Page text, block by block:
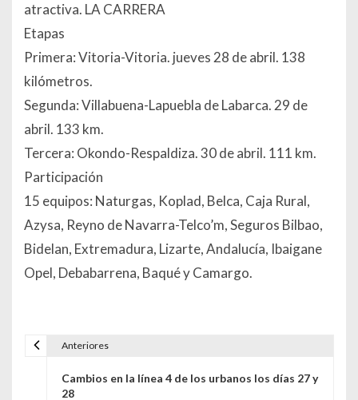
atractiva. LA CARRERA
Etapas
Primera: Vitoria-Vitoria. jueves 28 de abril. 138
kilómetros.
Segunda: Villabuena-Lapuebla de Labarca. 29 de
abril. 133 km.
Tercera: Okondo-Respaldiza. 30 de abril. 111 km.
Participación
15 equipos: Naturgas, Koplad, Belca, Caja Rural,
Azysa, Reyno de Navarra-Telco’m, Seguros Bilbao,
Bidelan, Extremadura, Lizarte, Andalucía, Ibaigane
Opel, Debabarrena, Baqué y Camargo.
Anteriores
Cambios en la línea 4 de los urbanos los días 27 y
28